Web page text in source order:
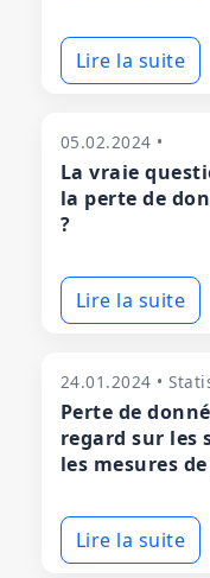
Lire la suite
05.02.2024 •
La vraie
la perte de
?
Lire la suite
24.01.2024 •
Perte de
regard sur les
les mesures
Lire la suite